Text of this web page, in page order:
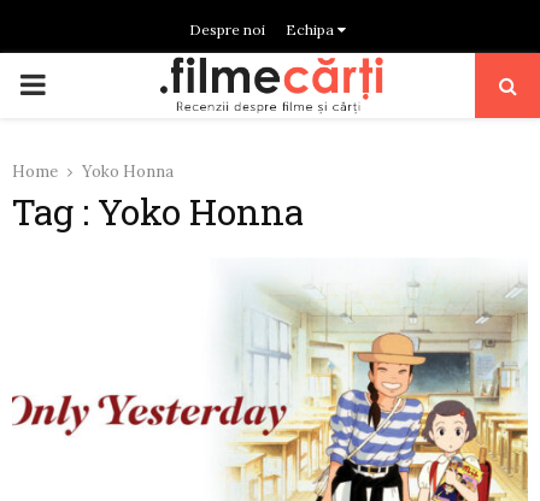
Despre noi Echipa
PRIMARY
Home Yoko Honna
Tag : Yoko Honna